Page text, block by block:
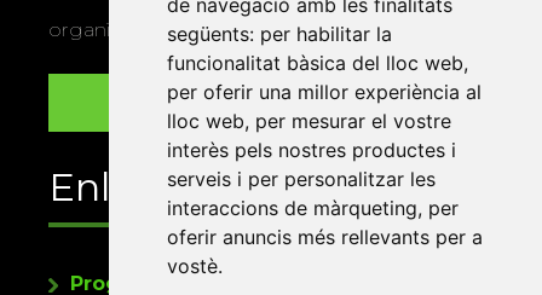
de navegació amb les finalitats
següents: per habilitar la
funcionalitat bàsica del lloc web,
per oferir una millor experiència al
lloc web, per mesurar el vostre
interès pels nostres productes i
serveis i per personalitzar les
interaccions de màrqueting, per
oferir anuncis més rellevants per a
vostè.
organitza la Xarxa Vives.
Enllaços
Programa de publicacions